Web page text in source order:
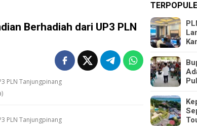
Berhadiah dari UP3 PLN